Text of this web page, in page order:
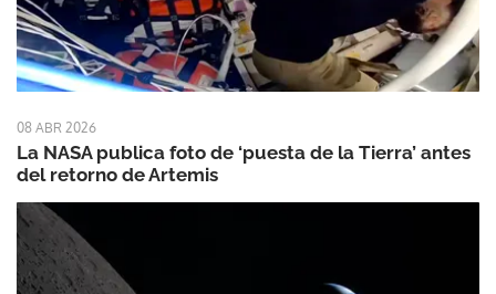
08 ABR 2026
La NASA publica foto de ‘puesta de la Tierra’ antes
del retorno de Artemis